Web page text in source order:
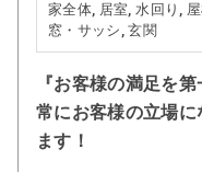
家全体, 居室, 水回り,
窓・サッシ, 玄関
『お客様の満足を第
常にお客様の立場
ます！